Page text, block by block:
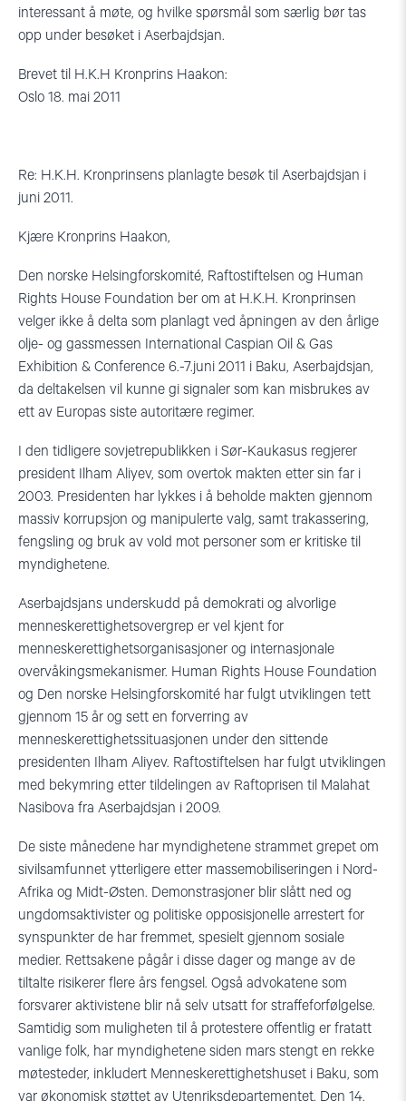
interessant å møte, og hvilke spørsmål som særlig bør tas
opp under besøket i Aserbajdsjan.
Brevet til H.K.H Kronprins Haakon:
Oslo 18. mai 2011
Re: H.K.H. Kronprinsens planlagte besøk til Aserbajdsjan i
juni 2011.
Kjære Kronprins Haakon,
Den norske Helsingforskomité, Raftostiftelsen og Human
Rights House Foundation ber om at H.K.H. Kronprinsen
velger ikke å delta som planlagt ved åpningen av den årlige
olje- og gassmessen International Caspian Oil & Gas
Exhibition & Conference 6.-7.juni 2011 i Baku, Aserbajdsjan,
da deltakelsen vil kunne gi signaler som kan misbrukes av
ett av Europas siste autoritære regimer.
I den tidligere sovjetrepublikken i Sør-Kaukasus regjerer
president Ilham Aliyev, som overtok makten etter sin far i
2003. Presidenten har lykkes i å beholde makten gjennom
massiv korrupsjon og manipulerte valg, samt trakassering,
fengsling og bruk av vold mot personer som er kritiske til
myndighetene.
Aserbajdsjans underskudd på demokrati og alvorlige
menneskerettighetsovergrep er vel kjent for
menneskerettighetsorganisasjoner og internasjonale
overvåkingsmekanismer. Human Rights House Foundation
og Den norske Helsingforskomité har fulgt utviklingen tett
gjennom 15 år og sett en forverring av
menneskerettighetssituasjonen under den sittende
presidenten Ilham Aliyev. Raftostiftelsen har fulgt utviklingen
med bekymring etter tildelingen av Raftoprisen til Malahat
Nasibova fra Aserbajdsjan i 2009.
De siste månedene har myndighetene strammet grepet om
sivilsamfunnet ytterligere etter massemobiliseringen i Nord-
Afrika og Midt-Østen. Demonstrasjoner blir slått ned og
ungdomsaktivister og politiske opposisjonelle arrestert for
synspunkter de har fremmet, spesielt gjennom sosiale
medier. Rettsakene pågår i disse dager og mange av de
tiltalte risikerer flere års fengsel. Også advokatene som
forsvarer aktivistene blir nå selv utsatt for straffeforfølgelse.
Samtidig som muligheten til å protestere offentlig er fratatt
vanlige folk, har myndighetene siden mars stengt en rekke
møtesteder, inkludert Menneskerettighetshuset i Baku, som
var økonomisk støttet av Utenriksdepartementet. Den 14.